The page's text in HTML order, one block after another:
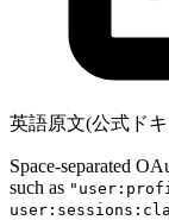
英語原文(公式ド
Space-separated
such as